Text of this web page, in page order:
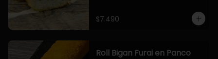
$7.490
Roll Bigan Furai en Panco